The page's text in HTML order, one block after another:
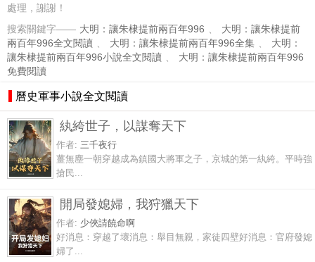
處理，謝謝！
搜索關鍵字—— 大明：讓朱棣提前兩百年996 、
大明：讓朱棣提前
兩百年996全文閱讀 、 大明：讓朱棣提前兩百年996全集 、
大明：
讓朱棣提前兩百年996小說全文閱讀 、
大明：讓朱棣提前兩百年996
免費閱讀
曆史軍事小說全文閱讀
紈絝世子，以謀奪天下
作者: 三千夜行
薑無塵一朝穿越成為鎮國大將軍之子，京城的第一紈絝。平時強
搶民...
開局發媳婦，我狩獵天下
作者: 少俠請饒命啊
好消息：穿越了壞消息：舉目無親，家徒四壁好消息：官府發媳
婦了...